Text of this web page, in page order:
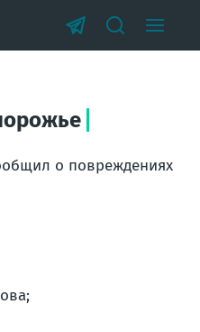
о повреждениях